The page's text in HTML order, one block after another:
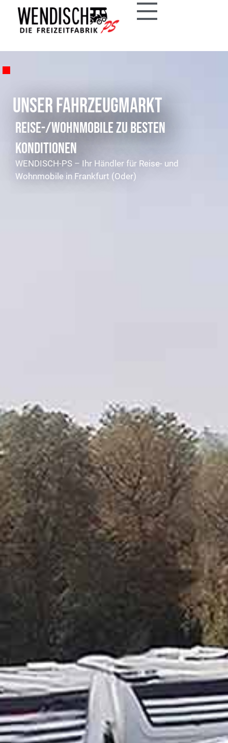
Unser Fahrzeugmarkt
Reise-/Wohnmobile zu besten
Konditionen
WENDISCH-PS – Ihr Händler für Reise- und
Wohnmobile in Frankfurt (Oder)